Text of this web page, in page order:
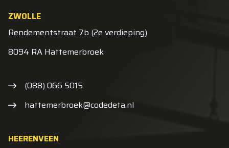
ZWOLLE
Rendementstraat 7b (2e verdieping)
8094 RA Hattemerbroek
(088) 066 5015
hattemerbroek@codedeta.nl
HEERENVEEN